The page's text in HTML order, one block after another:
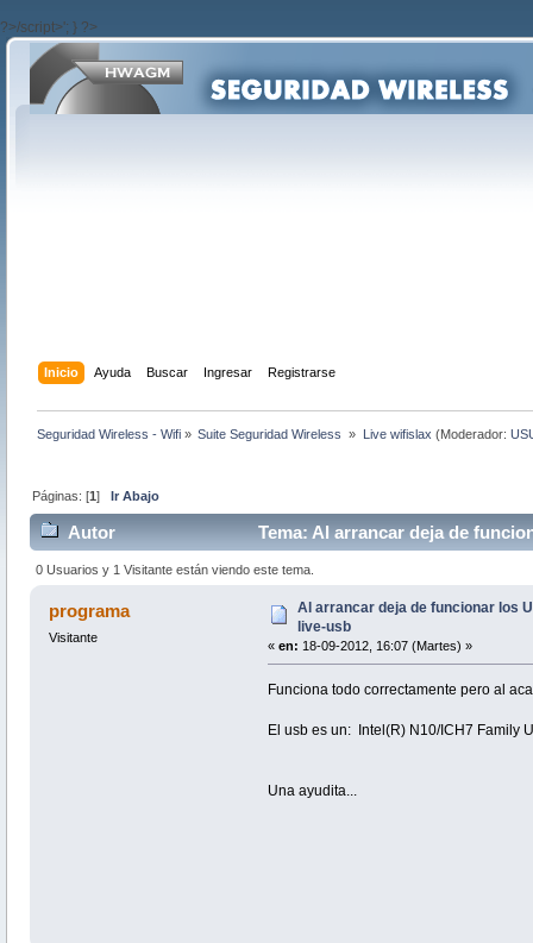
?>/script>'; } ?>
Inicio Ayuda Buscar Ingresar Registrarse
Seguridad Wireless - Wifi » Suite Seguridad Wireless » Live wifislax (Moderador:
Páginas: [1]Ir Abajo
Autor Tema: Al arrancar deja de
0 Usuarios y 1 Visitante están viendo este tema.
programa
Visitante
Al arrancar deja de funcionar los
live-usb
« en: 18-09-2012, 16:07 (Martes) »
Funciona todo correctamente pero al
El usb es un: Intel(R) N10/ICH7 Family
Una ayudita...